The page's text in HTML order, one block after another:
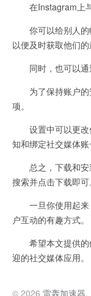
在Instagram上与
你可以给别人的
以便及时获取他们的
同时，也可以通
为了保持账户的
项。
设置中可以更改
知和绑定社交媒体账
总之，下载和安
搜索并点击下载即可
一旦你使用起来
户互动的有趣方式。
希望本文提供的
迎的社交媒体应用。
© 2026 雷轰加速器.